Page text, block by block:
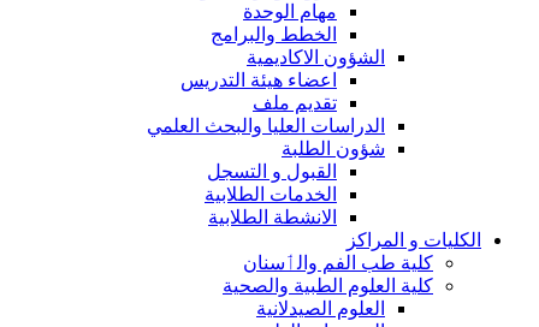
مهام الوحدة
الخطط والبرامج
الشؤون الاكاديمية
اعضاء هيئة التدريس
تقديم ملف
الدراسات العليا والبحث العلمي
شؤون الطلبة
القبول و التسجل
الخدمات الطلابية
الانشطة الطلابية
الكليات و المراكز
كلية طب الفم والٲسنان
كلية العلوم الطبية والصحية
العلوم الصيدلانية